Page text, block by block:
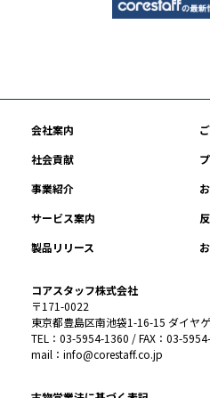
会社案内
社会貢献
事業紹介
サービス案内
製品リリース
コアスタッフ株式会社
〒171-0022
東京都豊島区南池袋1-16-15 ダイヤ
TEL：03-5954-1360 / FAX：03-
mail：info@corestaff.co.jp